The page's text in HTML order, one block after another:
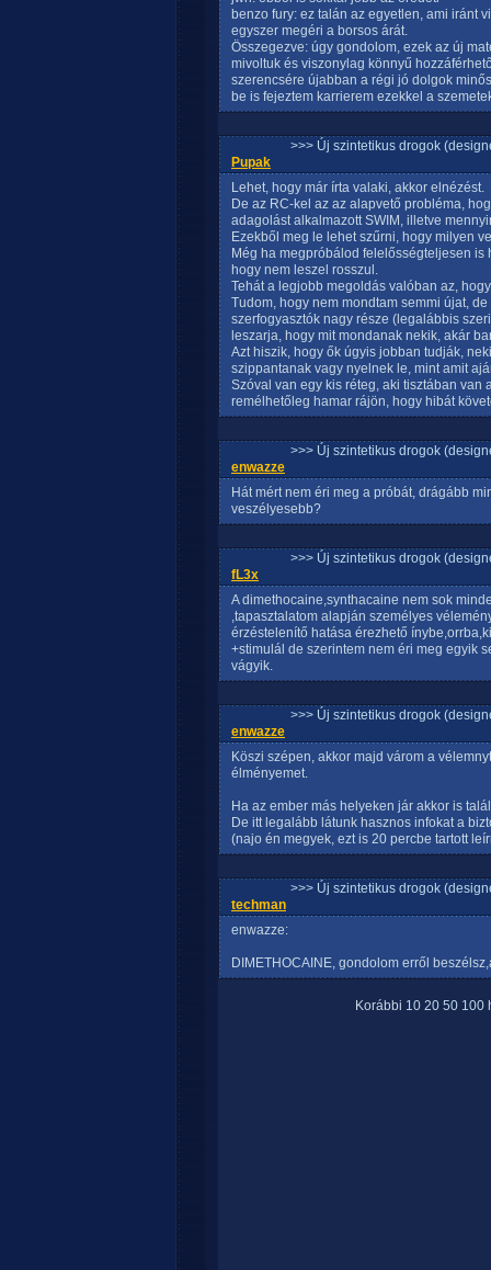
benzo fury: ez talán az egyetlen, ami iránt
egyszer megéri a borsos árát.
Összegezve: úgy gondolom, ezek az új
mivoltuk és viszonylag könnyű
szerencsére újabban a régi jó dolgok
be is fejeztem karrierem ezekkel a
>>> Új szintetikus drogok
Pupak
Lehet, hogy már írta valaki, akkor elnézést.
De az RC-kel az az alapvető probléma,
adagolást alkalmazott SWIM, illetve
Ezekből meg le lehet szűrni, hogy milyen
Még ha megpróbálod felelősségteljesen
hogy nem leszel rosszul.
Tehát a legjobb megoldás valóban az,
Tudom, hogy nem mondtam semmi újat,
szerfogyasztók nagy része (legalábbis
leszarja, hogy mit mondanak nekik, akár
Azt hiszik, hogy ők úgyis jobban tudják,
szippantanak vagy nyelnek le, mint amit
Szóval van egy kis réteg, aki tisztában
remélhetőleg hamar rájön, hogy hibát
>>> Új szintetikus drogok
enwazze
Hát mért nem éri meg a próbát, drágább
veszélyesebb?
>>> Új szintetikus drogok
fL3x
A dimethocaine,synthacaine nem sok
,tapasztalatom alapján személyes
érzéstelenítő hatása érezhető
+stimulál de szerintem nem éri meg egyik
vágyik.
>>> Új szintetikus drogok
enwazze
Köszi szépen, akkor majd várom a
élményemet.
Ha az ember más helyeken jár akkor is
De itt legalább látunk hasznos infokat a
(najo én megyek, ezt is 20 percbe tartott
>>> Új szintetikus drogok
techman
enwazze:
DIMETHOCAINE, gondolom erről
Korábbi 10 20 50 100